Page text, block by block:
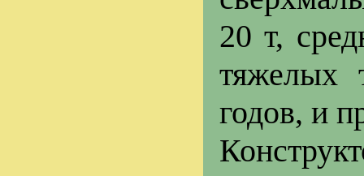
20 т,
тяжелых
годов, и